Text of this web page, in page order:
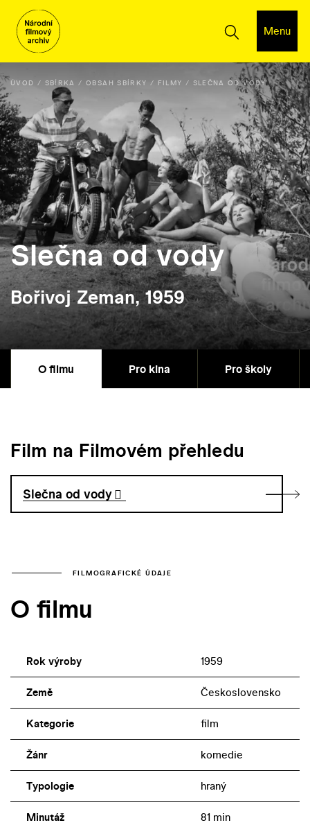
Menu
ÚVOD SBÍRKA OBSAH SBÍRKY FILMY SLEČNA OD VODY
Slečna od vody
Bořivoj Zeman, 1959
O filmu Pro kina Pro školy
Film na Filmovém přehledu
Slečna od vody
FILMOGRAFICKÉ ÚDAJE
O filmu
Rok výroby 1959
Země Československo
Kategorie film
Žánr komedie
Typologie hraný
Minutáž 81 min